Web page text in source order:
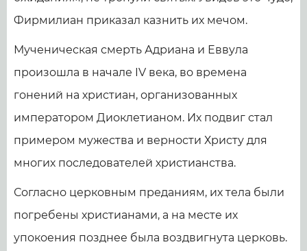
Фирмилиан приказал казнить их мечом.
Мученическая смерть Адриана и Еввула
произошла в начале IV века, во времена
гонений на христиан, организованных
императором Диоклетианом. Их подвиг стал
примером мужества и верности Христу для
многих последователей христианства.
Согласно церковным преданиям, их тела были
погребены христианами, а на месте их
упокоения позднее была воздвигнута церковь.